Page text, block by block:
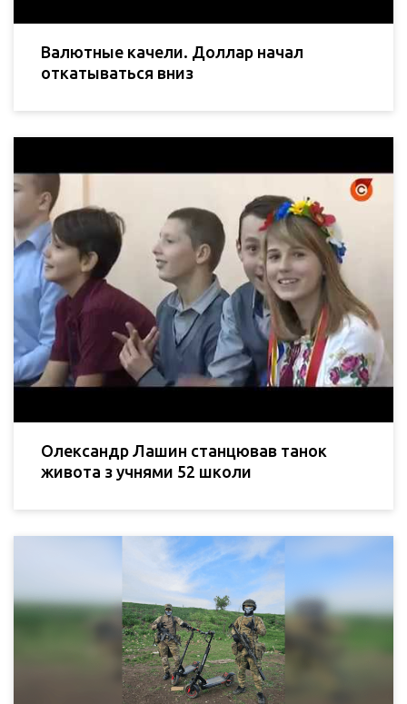
Валютные качели. Доллар начал
откатываться вниз
Олександр Лашин станцював танок
живота з учнями 52 школи